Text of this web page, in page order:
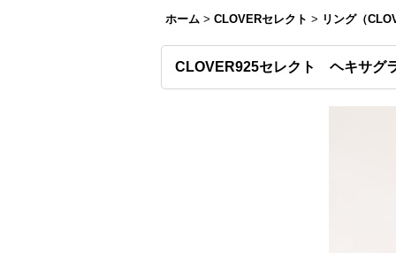
ホーム > CLOVERセレクト > リング（
CLOVER925セレクト ヘキサ